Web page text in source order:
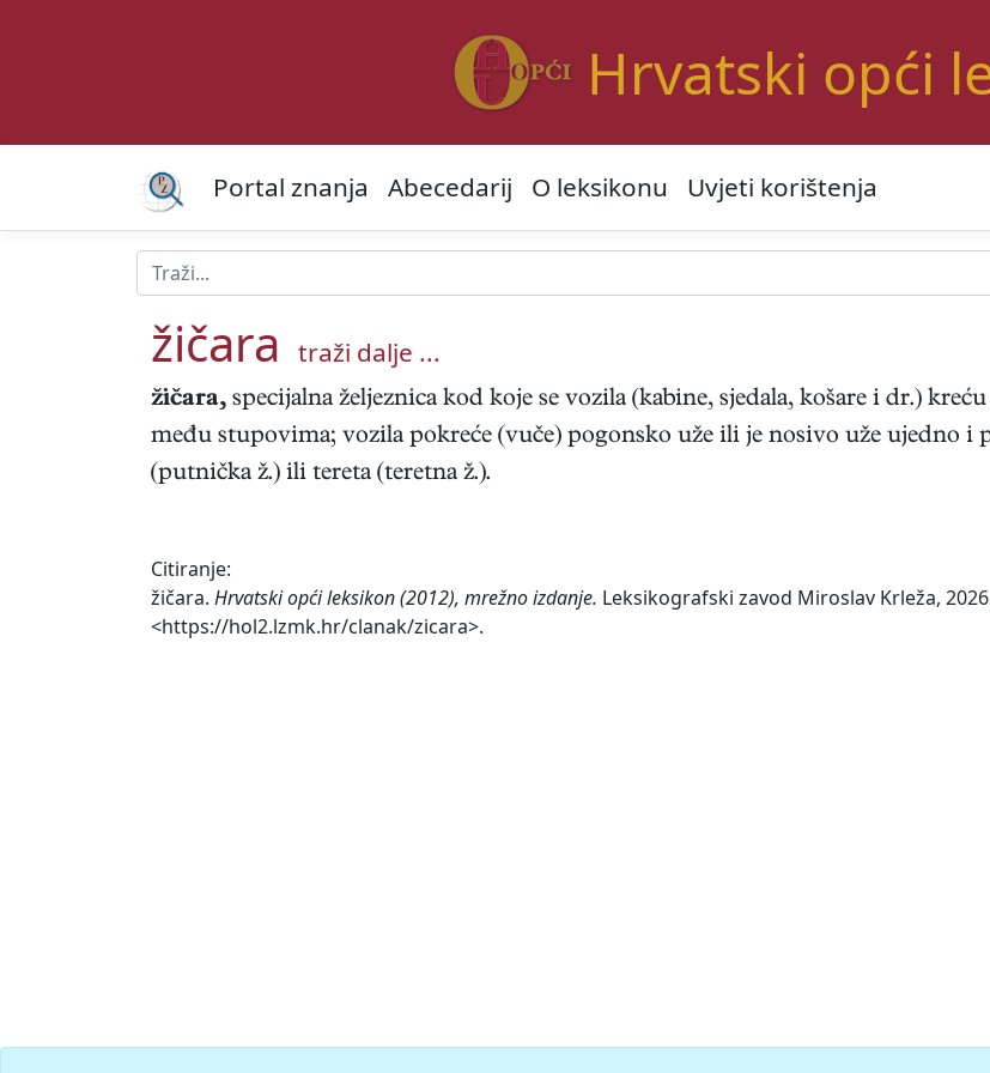
Hrvatski opći
Portal znanja Abecedarij O leksikonu Uvjeti korištenja
žičara traži dalje ...
žičara, specijalna željeznica kod koje se vozila (kabine, sjedala, košare i dr.)
među stupovima; vozila pokreće (vuče) pogonsko uže ili je nosivo uže ujedno i
(putnička ž.) ili tereta (teretna ž.).
Citiranje:
žičara. Hrvatski opći leksikon (2012), mrežno izdanje. Leksikografski zavod Miroslav Krleža,
<https://hol2.lzmk.hr/clanak/zicara>.